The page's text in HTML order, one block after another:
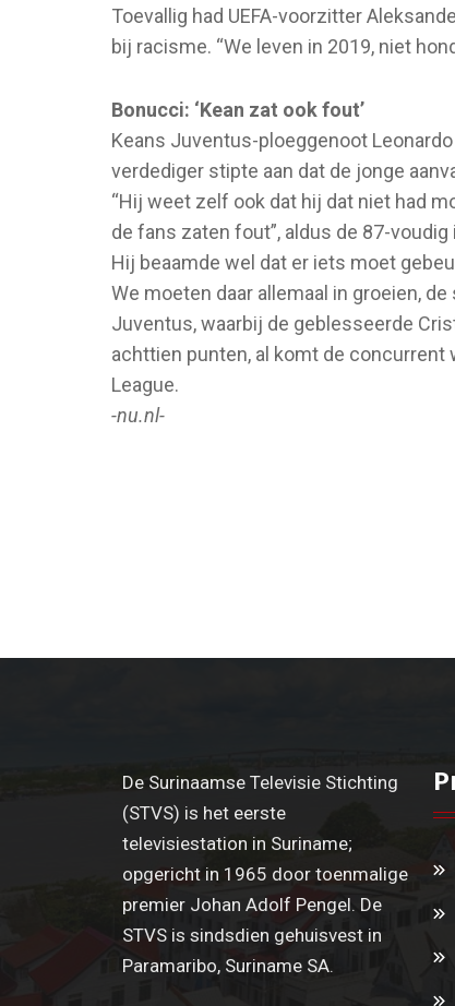
Toevallig had UEFA-voorzitter
bij racisme. “We leven in 2019, niet
Bonucci: ‘Kean zat ook fout’
Keans Juventus-ploeggenoot
verdediger stipte aan dat de jonge
“Hij weet zelf ook dat hij dat niet had
de fans zaten fout”, aldus de 87-
Hij beaamde wel dat er iets moet
We moeten daar allemaal in groeien, de
Juventus, waarbij de geblesseerde
achttien punten, al komt de concurrent
League.
-nu.nl-
De Surinaamse Televisie Stichting
(STVS) is het eerste
televisiestation in Suriname;
opgericht in 1965 door toenmalige
premier Johan Adolf Pengel. De
STVS is sindsdien gehuisvest in
Paramaribo, Suriname SA.